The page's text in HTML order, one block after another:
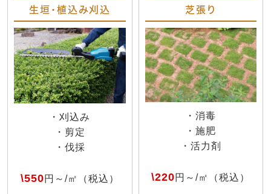
生垣・植込み刈込
・刈込み
・剪定
・伐採
\550円～/㎡（税込）
芝張り
・消毒
・施肥
・活力剤
\220円～/㎡（税込）